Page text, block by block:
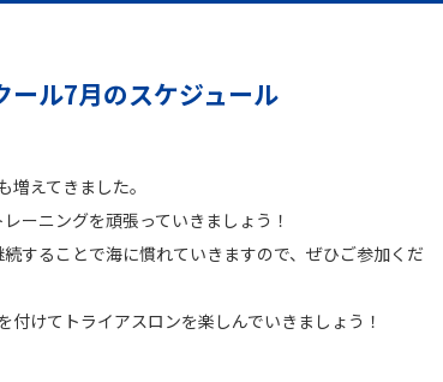
無料体験申し込み
ール7月のスケジュール
えてきました。
ーニングを頑張っていきましょう！
することで海に慣れていきますので、ぜひご参加くだ
付けてトライアスロンを楽しんでいきましょう！